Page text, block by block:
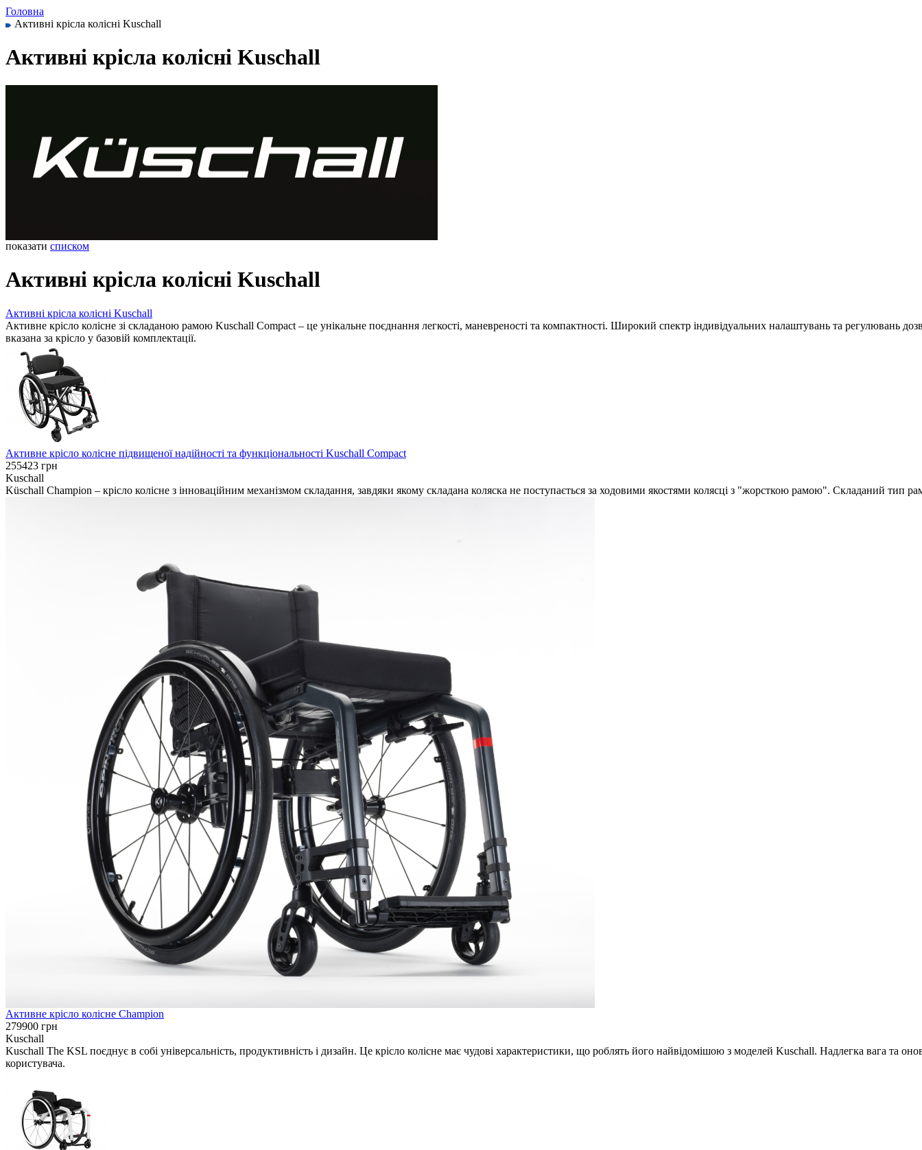
Головна
Активні крісла колісні Kuschall
Активні крісла колісні Kuschall
показати списком
Активні крісла колісні Kuschall
Активні крісла колісні Kuschall
Активне крісло колісне зі складаною рамою Kuschall Compact – це унікальне поєднання легкості, маневреності та компактності. Широкий спектр індивідуальних налаштувань та регулювань
вказана за крісло у базовій комплектації.
Активне крісло колісне підвищеної надійності та функціональності Kuschall Compact
255423 грн
Kuschall
Küschall Champion – крісло колісне з інноваційним механізмом складання, завдяки якому складана коляска не поступається за ходовими якостями колясці з "жорсткою рамою". Складаний тип
Активне крісло колісне Champion
279900 грн
Kuschall
Kuschall The KSL поєднує в собі універсальність, продуктивність і дизайн. Це крісло колісне має чудові характеристики, що роблять його найвідомішою з моделей Kuschall. Надлегка вага та
користувача.